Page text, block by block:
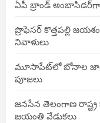
ఏపీ బ్రాండ్
ప్రొఫెసర్ కొత్తపల్లి
నివాళులు
మూసాపేట్‌లో బోనాల
పూజలు
జనసేన తెలంగాణ
జయంతి వేడుకలు